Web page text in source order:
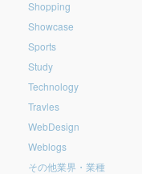
Shopping
Showcase
Sports
Study
Technology
Travles
WebDesign
Weblogs
その他業界・業種